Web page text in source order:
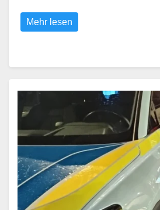
Mehr lesen